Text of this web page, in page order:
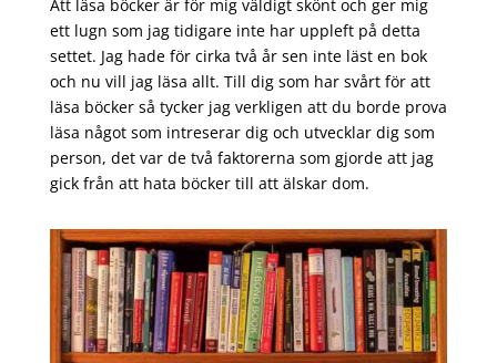
Att läsa böcker är för mig väldigt skönt och ger mig
ett lugn som jag tidigare inte har uppleft på detta
settet. Jag hade för cirka två år sen inte läst en bok
och nu vill jag läsa allt. Till dig som har svårt för att
läsa böcker så tycker jag verkligen att du borde prova
läsa något som intreserar dig och utvecklar dig som
person, det var de två faktorerna som gjorde att jag
gick från att hata böcker till att älskar dom.